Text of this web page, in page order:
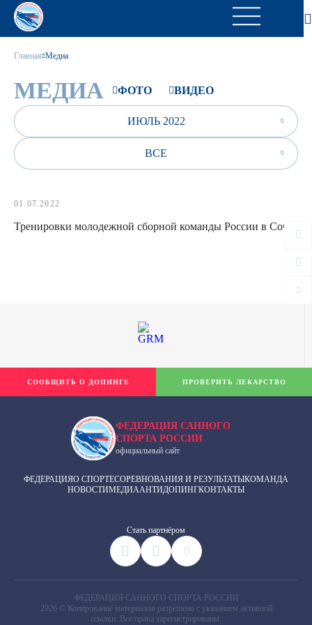
Главная Медиа
МЕДИА ФОТО ВИДЕО
ИЮЛЬ 2022
ВСЕ
01.07.2022
Тренировки молодежной сборной команды России в Сочи
ФЕДЕРАЦИЯ САННОГО
СПОРТА РОССИИ
официальный сайт
ФЕДЕРАЦИЯО СПОРТЕСОРЕВНОВАНИЯ И РЕЗУЛЬТАТЫКОМАНДА
НОВОСТИМЕДИААНТИДОПИНГКОНТАКТЫ
Cтать партнёром
СООБЩИТЬ О ДОПИНГЕ ПРОВЕРИТЬ ЛЕКАРСТВО
ФЕДЕРАЦИЯ САННОГО СПОРТА РОССИИ
2026 © Копирование материалов разрешено с указанием активной
ссылки. Все права зарегистрированы.